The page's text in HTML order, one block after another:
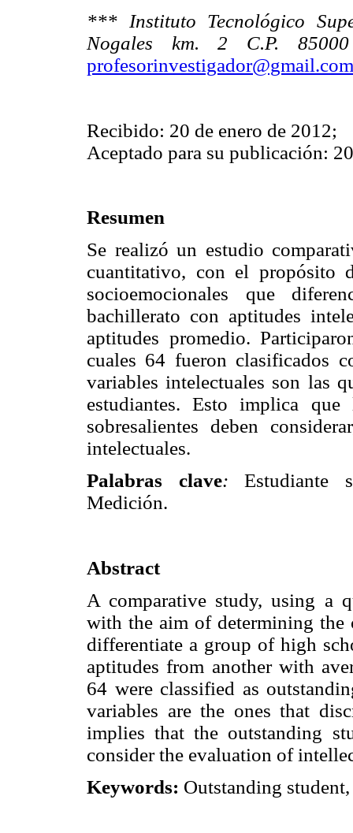
*** Instituto Tecnológico
Nogales km. 2 C.P.
profesorinvestigador@gmail.com
Recibido: 20 de enero de 2012;
Aceptado para su publicación:
Resumen
Se realizó un estudio
cuantitativo, con el propósito
socioemocionales que
bachillerato con aptitudes
aptitudes promedio.
cuales 64 fueron clasificados
variables intelectuales son las
estudiantes. Esto implica
sobresalientes deben
intelectuales.
Palabras clave: Estudiante
Medición.
Abstract
A comparative study, using a
with the aim of determining the
differentiate a group of high
aptitudes from another with
64 were classified as
variables are the ones that
implies that the outstanding
consider the evaluation of
Keywords: Outstanding